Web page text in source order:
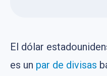
El dólar
es un par de divisas